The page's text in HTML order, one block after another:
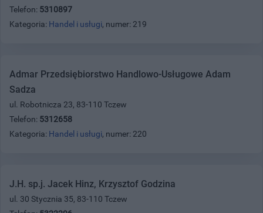
Telefon: 5310897
Kategoria: Handel i usługi, numer: 219
Admar Przedsiębiorstwo Handlowo-Usługowe Adam
Sadza
ul. Robotnicza 23, 83-110 Tczew
Telefon: 5312658
Kategoria: Handel i usługi, numer: 220
J.H. sp.j. Jacek Hinz, Krzysztof Godzina
ul. 30 Stycznia 35, 83-110 Tczew